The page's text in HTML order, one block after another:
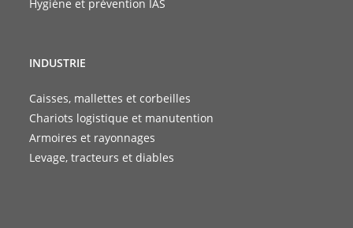
Hygiène et prévention IAS
INDUSTRIE
Caisses, mallettes et corbeilles
Chariots logistique et manutention
Armoires et rayonnages
Levage, tracteurs et diables